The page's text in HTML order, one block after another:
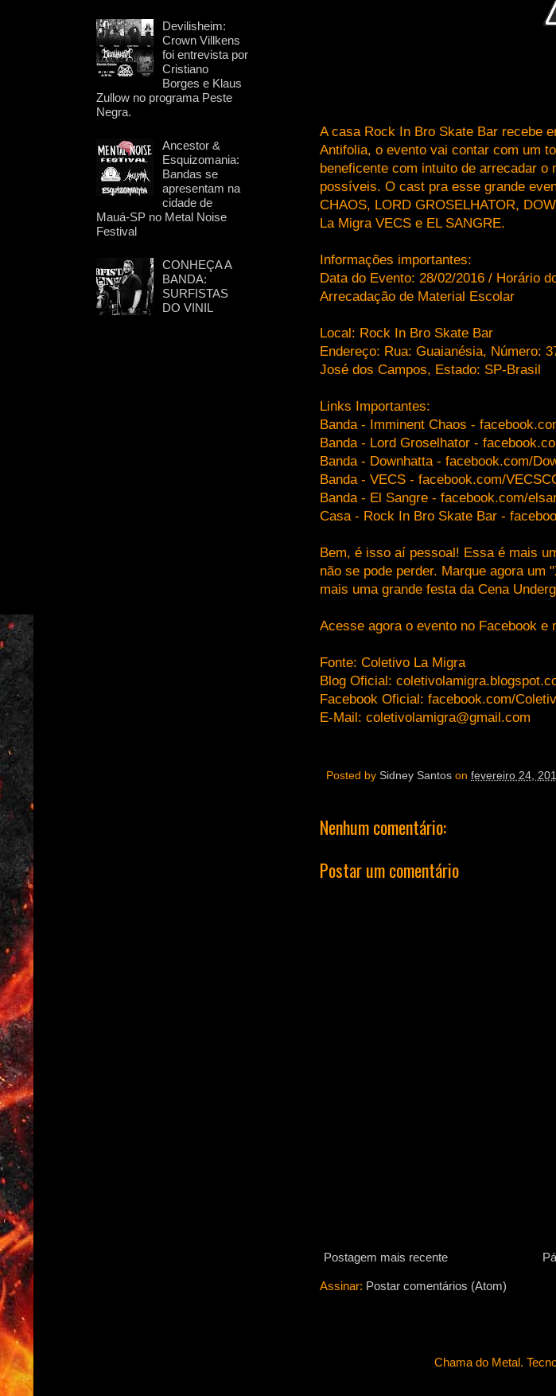
A casa Rock In Bro Skate Bar recebe
Antifolia, o evento vai contar com um
beneficente com intuito de arrecadar
possíveis. O cast pra esse grande
CHAOS, LORD GROSELHATOR,
La Migra VECS e EL SANGRE.
Informações importantes:
Data do Evento: 28/02/2016 / Horário
Arrecadação de Material Escolar
Local: Rock In Bro Skate Bar
Endereço: Rua: Guaianésia, Número:
José dos Campos, Estado: SP-Brasil
Links Importantes:
Banda - Imminent Chaos -
Banda - Lord Groselhator -
Banda - Downhatta - facebook.com/
Banda - VECS - facebook.com/
Banda - El Sangre - facebook.com/
Casa - Rock In Bro Skate Bar -
Bem, é isso aí pessoal! Essa é mais
não se pode perder. Marque agora um
mais uma grande festa da Cena
Acesse agora o evento no Facebook e
Fonte: Coletivo La Migra
Blog Oficial:
Facebook Oficial: facebook.com/
E-Mail: coletivolamigra@gmail.com
Posted by Sidney Santos on fevereiro 24,
Nenhum comentário:
Postar um comentário
Postagem mais recente
Assinar: Postar comentários (Atom)
Devilisheim:
Crown Villkens
foi entrevista por
Cristiano
Borges e Klaus
Zullow no programa Peste
Negra.
Ancestor &
Esquizomania:
Bandas se
apresentam na
cidade de
Mauá-SP no Metal Noise
Festival
CONHEÇA A
BANDA:
SURFISTAS
DO VINIL
Chama do Metal.